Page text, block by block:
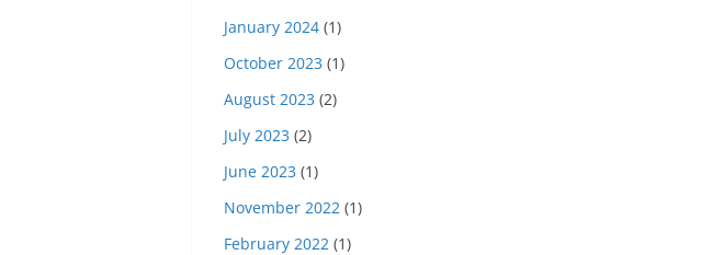
January 2024 (1)
October 2023 (1)
August 2023 (2)
July 2023 (2)
June 2023 (1)
November 2022 (1)
February 2022 (1)